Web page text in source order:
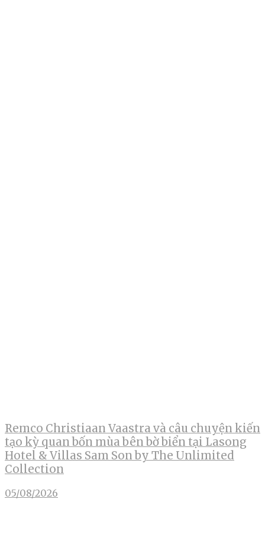
Remco Christiaan Vaastra và câu chuyện kiến
tạo kỳ quan bốn mùa bên bờ biển tại Lasong
Hotel & Villas Sam Son by The Unlimited
Collection
05/08/2026